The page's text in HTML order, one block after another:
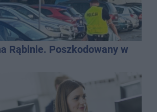
Rąbinie. Poszkodowany w